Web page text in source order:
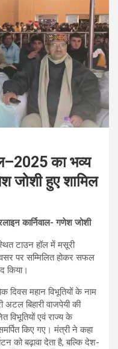
का भव्य
जोशी हुए शामिल
कार्निवाल- गणेश जोशी
टाउन हॉल में मसूरी
पर सम्मिलित होकर सफल
किया।
दिवस महान विभूतियों के नाम
अटल बिहारी वाजपेयी की
विभूतियों एवं राज्य के
किए गए। मंत्री ने कहा
को बढ़ावा देता है, बल्कि देश-